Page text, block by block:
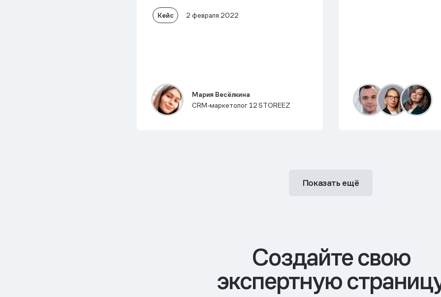
Кейс 2 февраля 2022
Мария Весёлкина
CRM-маркетолог 12 STOREEZ
Показать ещё
Cоздайте свою
экспертную